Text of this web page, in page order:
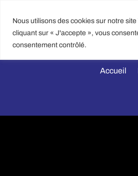
Nous utilisons des cookies sur notre
cliquant sur « J'accepte », vous
consentement contrôlé.
Accueil